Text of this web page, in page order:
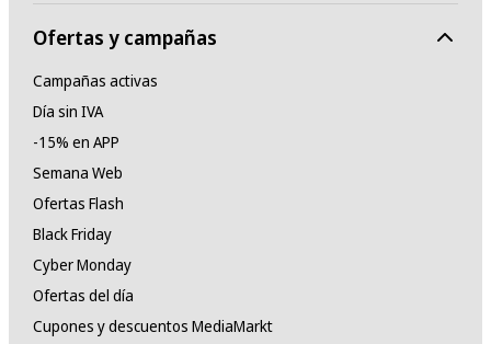
Ofertas y campañas
Campañas activas
Día sin IVA
-15% en APP
Semana Web
Ofertas Flash
Black Friday
Cyber Monday
Ofertas del día
Cupones y descuentos MediaMarkt